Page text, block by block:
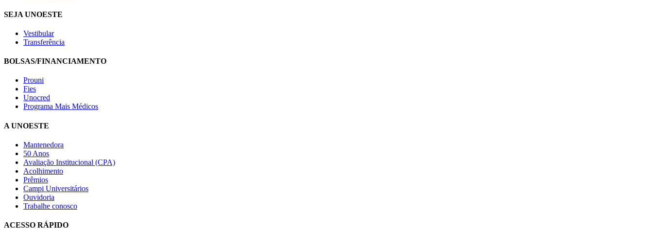
SEJA UNOESTE
Vestibular
Transferência
BOLSAS/FINANCIAMENTO
Prouni
Fies
Unocred
Programa Mais Médicos
A UNOESTE
Mantenedora
50 Anos
Avaliação Institucional (CPA)
Acolhimento
Prêmios
Campi Universitários
Ouvidoria
Trabalhe conosco
ACESSO RÁPIDO